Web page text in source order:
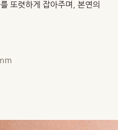
또렷하게 잡아주며, 본연의